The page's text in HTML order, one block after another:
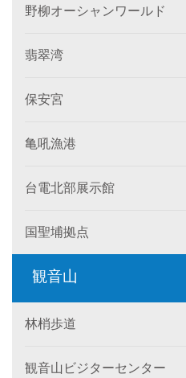
野柳オーシャンワールド
翡翠湾
保安宮
亀吼漁港
台電北部展示館
国聖埔拠点
観音山
林梢歩道
観音山ビジターセンター